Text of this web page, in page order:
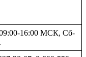
16:00 МСК, Сб-